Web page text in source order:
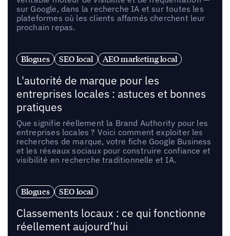
sur Google, dans la recherche IA et sur toutes les
plateformes où les clients affamés cherchent leur
prochain repas.
Blogues SEO local AEO marketing local
L'autorité de marque pour les
entreprises locales : astuces et bonnes
pratiques
Que signifie réellement la Brand Authority pour les
entreprises locales ? Voici comment exploiter les
recherches de marque, votre fiche Google Business
et les réseaux sociaux pour construire confiance et
visibilité en recherche traditionnelle et IA.
Blogues SEO local
Classements locaux : ce qui fonctionne
réellement aujourd’hui